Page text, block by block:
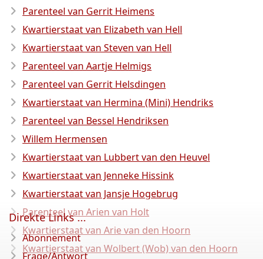
Parenteel van Gerrit Heimens
Kwartierstaat van Elizabeth van Hell
Kwartierstaat van Steven van Hell
Parenteel van Aartje Helmigs
Parenteel van Gerrit Helsdingen
Kwartierstaat van Hermina (Mini) Hendriks
Parenteel van Bessel Hendriksen
Willem Hermensen
Kwartierstaat van Lubbert van den Heuvel
Kwartierstaat van Jenneke Hissink
Kwartierstaat van Jansje Hogebrug
Parenteel van Arien van Holt
Kwartierstaat van Arie van den Hoorn
Kwartierstaat van Wolbert (Wob) van den Hoorn
Direkte Links ...
Abonnement
Frage/Antwort